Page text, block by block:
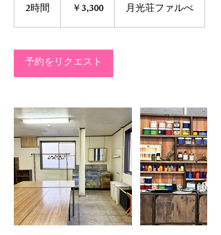
2時間
時
￥3,300 月光荘ファルべ
予約をリクエスト